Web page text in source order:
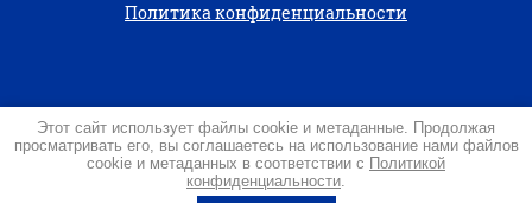
Политика конфиденциальности
создать интернет магазин— megagroup.ru, сайты с
CMS
Этот сайт использует файлы cookie и метаданные. Продолжая
просматривать его, вы соглашаетесь на использование нами файлов
cookie и метаданных в соответствии с Политикой
конфиденциальности.